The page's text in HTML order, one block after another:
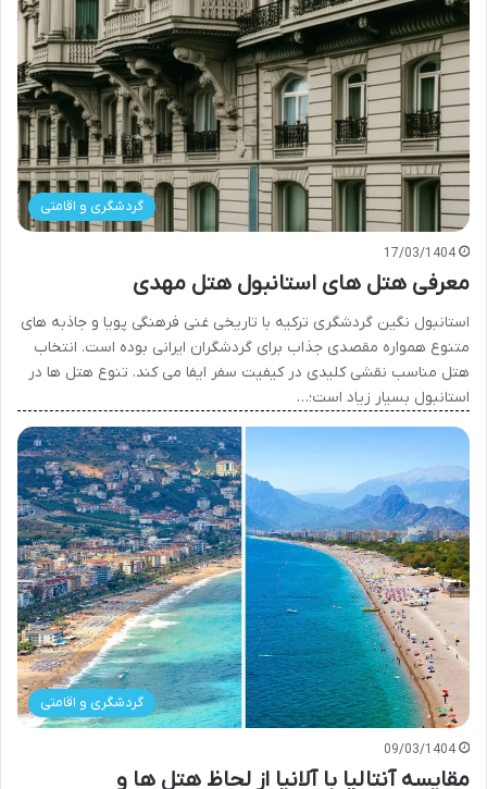
گردشگری و اقامتی
17/03/1404
معرفی هتل های استانبول هتل مهدی
استانبول نگین گردشگری ترکیه با تاریخی غنی فرهنگی پویا و جاذبه های
متنوع همواره مقصدی جذاب برای گردشگران ایرانی بوده است. انتخاب
هتل مناسب نقشی کلیدی در کیفیت سفر ایفا می کند. تنوع هتل ها در
استانبول بسیار زیاد است؛…
گردشگری و اقامتی
09/03/1404
مقایسه آنتالیا با آلانیا از لحاظ هتل ها و